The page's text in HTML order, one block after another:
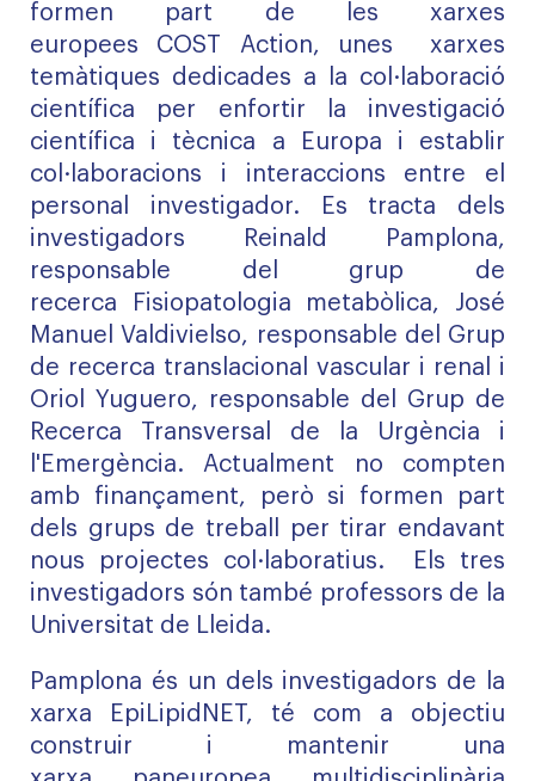
formen part de les xarxes
europees COST Action, unes xarxes
temàtiques dedicad es a la col·laboració
científica per enfortir
la investigació
científica i tècnica a Europa i establir
col·laboracions i interaccions entre el
personal
investigador. Es tracta de ls
investigadors
Reinald
Pamplona,
responsable del grup de
recerca
Fisiopatologia metabòlica, José
Manuel Valdivielso, responsable del Grup
de recerca translacional vascular i renal
i
Oriol Yuguero, responsable del Grup de
Recerca Transversal de la Urgència i
l'Emergència.Actualment no compten
amb finançament, però si formen part
dels grups de treball per tirar endavant
nous projectes col·laboratius.
Els tres
investigadors són també professors de la
Universitat de Lleida.
Pamplona és un dels investigadors de la
xarxa
EpiLipidNET , té com a objectiu
construir i mantenir una